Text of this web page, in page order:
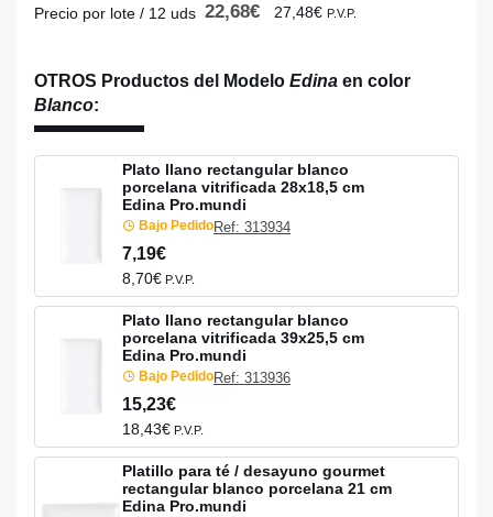
Precio por lote / 12 uds 22,68€ 27,48€ P.V.P.
OTROS Productos del Modelo Edina en color
Blanco:
Plato llano rectangular blanco
porcelana vitrificada 28x18,5 cm
Edina Pro.mundi
Bajo PedidoRef: 313934
7,19€
8,70€ P.V.P.
Plato llano rectangular blanco
porcelana vitrificada 39x25,5 cm
Edina Pro.mundi
Bajo PedidoRef: 313936
15,23€
18,43€ P.V.P.
Platillo para té / desayuno gourmet
rectangular blanco porcelana 21 cm
Edina Pro.mundi